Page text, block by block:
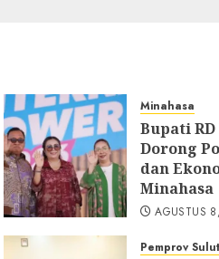
Minahasa
Bupati
Dorong
dan
Minahasa
AGUSTUS
Pemprov Sulut